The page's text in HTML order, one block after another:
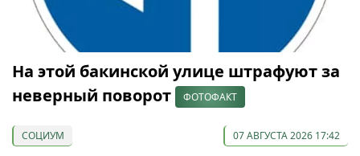
На этой бакинской улице штрафуют за
неверный поворот
ФОТОФАКТ
СОЦИУМ 07 АВГУСТА 2026 17:42